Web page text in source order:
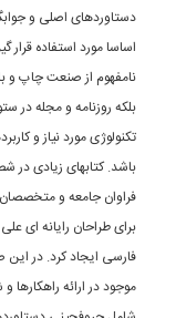
دستاوردهای اصلی و جوابگوی
اساسا مورد استفاده قرار گیرد.
نامفهوم از صنعت چاپ و با
بلکه روزنامه و مجله در ستون و
تکنولوژی مورد نیاز و کاربردهای
باشد. کتابهای زیادی در شصت و
فراوان جامعه و متخصصان را می
برای طراحان رایانه ای علی
فارسی ایجاد کرد. در این صورت می
موجود در ارائه راهکارها و شرایط